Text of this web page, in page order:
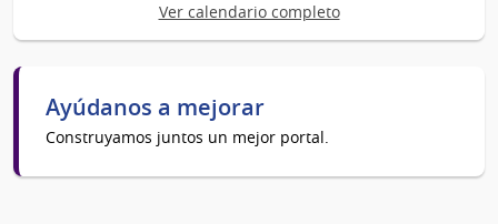
Ver calendario completo
Ayúdanos a mejorar
Construyamos juntos un mejor portal.